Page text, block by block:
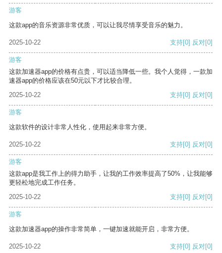
游客
这款app的音乐资源非常优质，可以让我尽情享受音乐的魅力。
2025-10-22 支持[0] 反对[0]
游客
这款加速器app的价格有点贵，可以适当降低一些。我个人觉得，一款加
速器app的价格应该在50元以下才比较合理。
2025-10-22
支持[0] 反对[0]
游客
这款软件的设计非常人性化，使用起来非常方便。
2025-10-22 支持[0] 反对[0]
游客
这款app是我工作上的得力助手，让我的工作效率提高了50%，让我能够
更轻松地完成工作任务。
2025-10-22
支持[0] 反对[0]
游客
这款加速器app的操作非常简单，一键加速就能开启，非常方便。
2025-10-22 支持[0] 反对[0]